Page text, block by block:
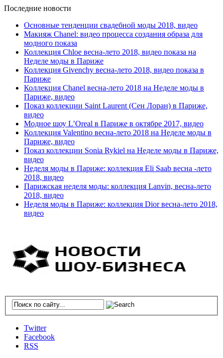
Последние новости
Основные тенденции свадебной моды 2018, видео
Макияж Chanel: видео процесса создания образа для
модного показа
Коллекция Chloe весна-лето 2018, видео показа на
Неделе моды в Париже
Коллекция Givenchy весна-лето 2018, видео показа в
Париже
Коллекция Chanel весна-лето 2018 на Неделе моды в
Париже, видео
Показ коллекции Saint Laurent (Сен Лоран) в Париже,
видео
Модное шоу L’Oreal в Париже в октябре 2017, видео
Коллекция Valentino весна-лето 2018 на Неделе моды в
Париже, видео
Показ коллекции Sonia Rykiel на Неделе моды в Париже,
видео
Неделя моды в Париже: коллекция Eli Saab весна -лето
2018, видео
Парижская неделя моды: коллекция Lanvin, весна-лето
2018, видео
Неделя моды в Париже: коллекция Dior весна-лето 2018,
видео
Twitter
Facebook
RSS